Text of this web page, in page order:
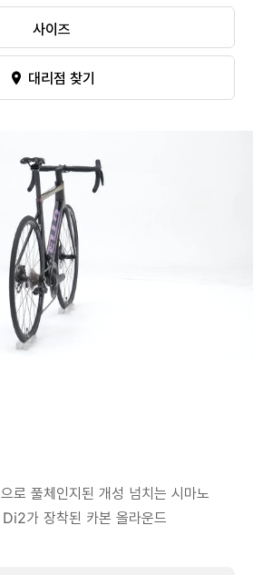
사이즈
대리점 찾기
로 풀체인지된 개성 넘치는 시마노
가 장착된 카본 올라운드